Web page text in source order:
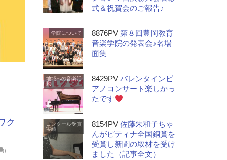
ク
0
式＆祝賀会のご報告♪
学院について 8876PV 第８回豊岡教育
音楽学院の発表会♪名場
面集
地域への音楽活
動
8429PV バレンタインピ
アノコンサート楽しかっ
たです
コンクール受賞
実績
8154PV 佐藤朱和子ちゃ
んがピティナ全国銅賞を
受賞し新聞の取材を受け
ました（記事全文）